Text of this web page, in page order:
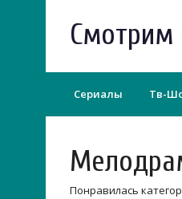
Смотрим
Сериалы Тв-
Понравилась